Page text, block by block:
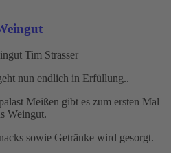
Tim Strasser
nun endlich in Erfüllung..
Meißen gibt es zum ersten Mal
Weingut.
sowie Getränke wird gesorgt.